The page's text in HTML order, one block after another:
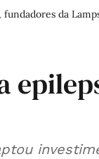
da